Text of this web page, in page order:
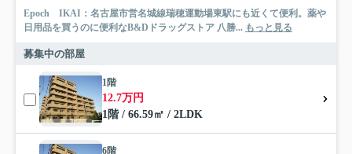
Epoch IKAI：名古屋市営名城線瑞穂運動場東駅にも近くて便利。薬や
日用品を買うのに便利なB&Dドラッグストア 八勝... もっと見る
募集中の部屋
1階
12.7万円
1階 / 66.59㎡ / 2LDK
6階